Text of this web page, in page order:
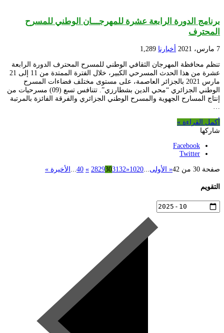
برنامج الدورة الرابعة عشرة للمهرجـــان الوطني للمسرح
المحترف
7 مارس، 2021 أخبارنا 1,289
تنظم محافظة المهرجان الثقافي الوطني للمسرح المحترف الدورة الرابعة
عشرة من هذا الحدث المسرحي الكبير، خلال الفترة الممتدة من 11 إلى 21
مارس 2021 بالجزائر العاصمة، على مستوى مختلف فضاءات المسرح
الوطني الجزائري “محي الدين بشطارزي”. تتنافس تسع (09) مسرحيات من
إنتاج المسارح الجهوية والمسرح الوطني الجزائري والفرقة الفائزة بالمرتبة
أكمل القراءة »
شاركها
Facebook
Twitter
صفحة 30 من 42 « الأولى 1020
«
2829303132
»
40 الأخيرة »
التقويم